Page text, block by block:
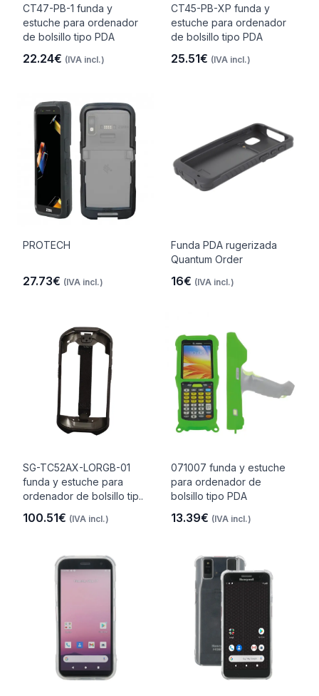
CT47-PB-1 funda y
estuche para ordenador
de bolsillo tipo PDA
22.24€ (IVA incl.)
CT45-PB-XP funda y
estuche para ordenador
de bolsillo tipo PDA
25.51€ (IVA incl.)
PROTECH
27.73€ (IVA incl.)
Funda PDA rugerizada
Quantum Order
16€ (IVA incl.)
SG-TC52AX-LORGB-01
funda y estuche para
ordenador de bolsillo tip..
100.51€ (IVA incl.)
071007 funda y estuche
para ordenador de
bolsillo tipo PDA
13.39€ (IVA incl.)